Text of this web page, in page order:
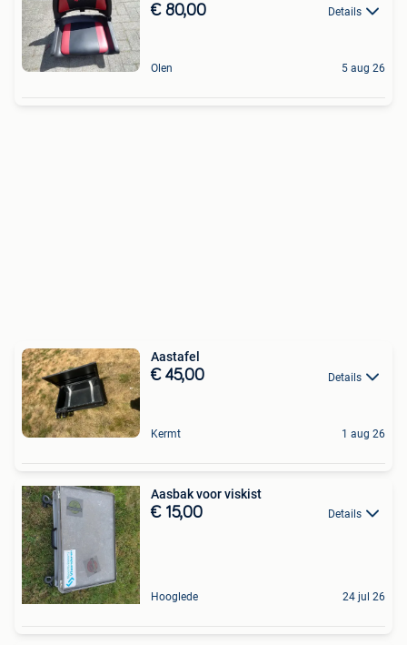
€ 80,00 Details
Olen 5 aug 26
Aastafel
€ 45,00 Details
Kermt 1 aug 26
Aasbak voor viskist
€ 15,00 Details
Hooglede 24 jul 26